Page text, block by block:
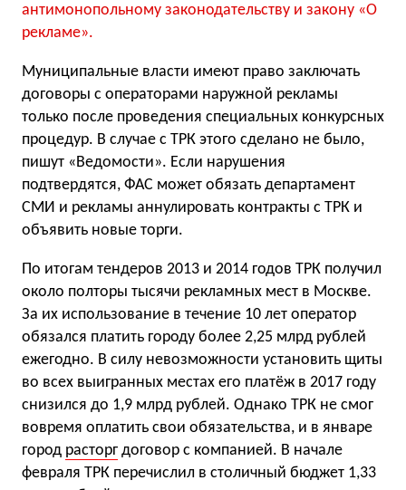
антимонопольному законодательству и закону «О
рекламе».
Муниципальные власти имеют право заключать
договоры с операторами наружной рекламы
только после проведения специальных конкурсных
процедур. В случае с ТРК этого сделано не было,
пишут «Ведомости». Если нарушения
подтвердятся, ФАС может обязать департамент
СМИ и рекламы аннулировать контракты с ТРК и
объявить новые торги.
По итогам тендеров 2013 и 2014 годов ТРК получил
около полторы тысячи рекламных мест в Москве.
За их использование в течение 10 лет оператор
обязался платить городу более 2,25 млрд рублей
ежегодно. В силу невозможности установить щиты
во всех выигранных местах его платёж в 2017 году
снизился до 1,9 млрд рублей. Однако ТРК не смог
вовремя оплатить свои обязательства, и в январе
город расторг договор с компанией. В начале
февраля ТРК перечислил в столичный бюджет 1,33